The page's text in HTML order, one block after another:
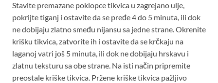
Stavite premazane poklopce tikvica u zagrejano ulje,
pokrijte tiganj i ostavite da se pređe 4 do 5 minuta, ili dok
ne dobijaju zlatno smeđu nijansu sa jedne strane. Okrenite
krišku tikvica, zatvorite ih i ostavite da se krčkaju na
laganoj vatri još 5 minuta, ili dok ne dobijaju hrskavu i
zlatnu teksturu sa obe strane. Na isti način pripremite
preostale kriške tikvica. Pržene kriške tikvica pažljivo